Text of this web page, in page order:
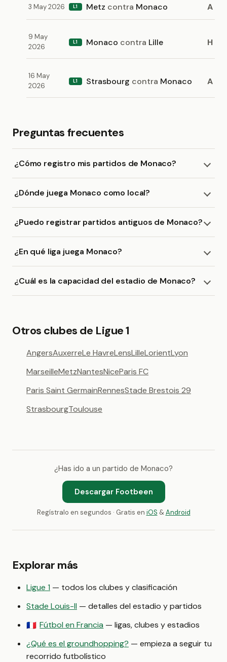
3 May 2026 L1 Metz contra Monaco A
9 May
2026
L1 Monaco contra Lille H
16 May
2026
L1 Strasbourg contra Monaco A
Preguntas frecuentes
¿Cómo registro mis partidos de Monaco?
¿Dónde juega Monaco como local?
¿Puedo registrar partidos antiguos de Monaco?
¿En qué liga juega Monaco?
¿Cuál es la capacidad del estadio de Monaco?
Otros clubes de Ligue 1
AngersAuxerreLe HavreLensLilleLorientLyon
MarseilleMetzNantesNiceParis FC
Paris Saint GermainRennesStade Brestois 29
StrasbourgToulouse
¿Has ido a un partido de Monaco?
Descargar Footbeen
Regístralo en segundos · Gratis en iOS &Android
Explorar más
Ligue 1 — todos los clubes y clasificación
Stade Louis-II — detalles del estadio y partidos
🇫🇷 Fútbol en Francia — ligas, clubes y estadios
¿Qué es el groundhopping? — empieza a seguir tu
recorrido futbolístico